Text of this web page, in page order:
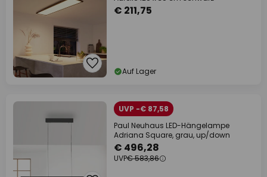
€ 211,75
Auf Lager
UVP -€ 87,58
Paul Neuhaus LED-Hängelampe
Adriana Square, grau, up/down
€ 496,28
UVP€ 583,86